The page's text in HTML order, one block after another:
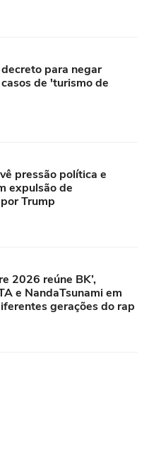
para negar
de 'turismo de
pressão política e
expulsão de
Trump
2026 reúne BK’,
e NandaTsunami em
gerações do rap